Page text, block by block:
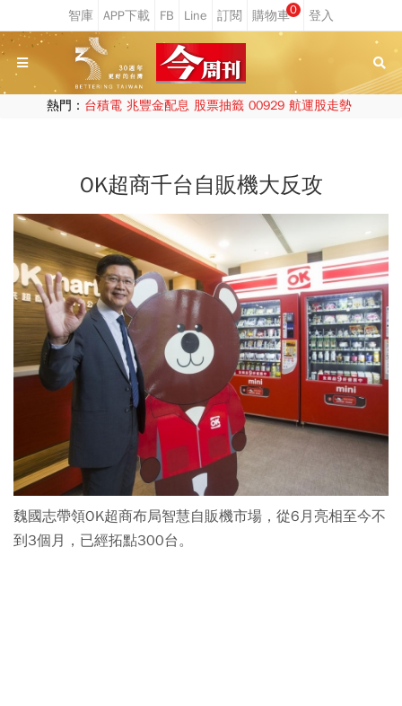
0
熱門： 台積電 兆豐金配息 股票抽籤 00929 航運股走勢
OK超商千台自販機大反攻
魏國志帶領OK超商布局智慧自販機市場，從6月亮相至今不
到3個月，已經拓點300台。